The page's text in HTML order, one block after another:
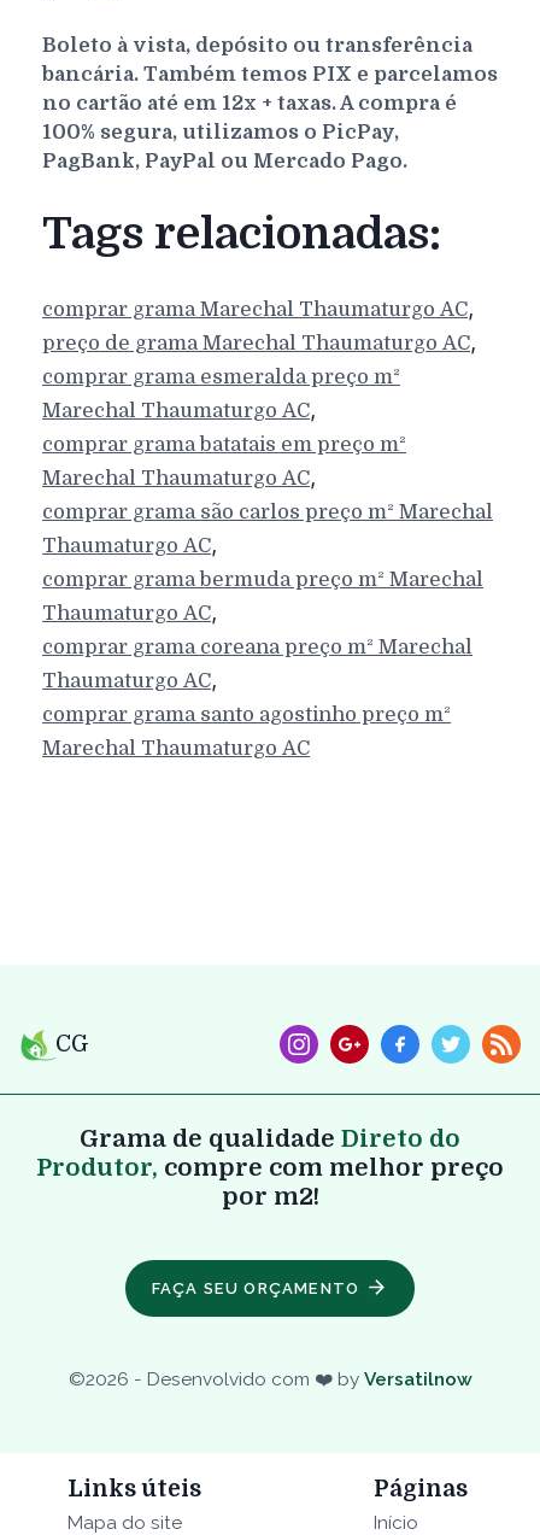
Boleto à vista, depósito ou transferência
bancária. Também temos PIX e parcelamos
no cartão até em 12x + taxas. A compra é
100% segura, utilizamos o PicPay,
PagBank, PayPal ou Mercado Pago.
Tags relacionadas:
comprar gramaMarechal Thaumaturgo AC,
preço de gramaMarechal Thaumaturgo AC,
comprar grama esmeralda preço m²
Marechal Thaumaturgo AC,
comprar grama batatais em preço m²
Marechal Thaumaturgo AC,
comprar grama são carlos preço m² Marechal
Thaumaturgo AC,
comprar grama bermuda preço m² Marechal
Thaumaturgo AC,
comprar grama coreana preço m² Marechal
Thaumaturgo AC,
comprar grama santo agostinho preço m²
Marechal Thaumaturgo AC
CG
Grama de qualidade Direto do
Produtor, compre com melhor preço
por m2!
FAÇA SEU ORÇAMENTO
©2026 - Desenvolvido com ❤️ by Versatilnow
Links úteis
Mapa do site
Páginas
Início